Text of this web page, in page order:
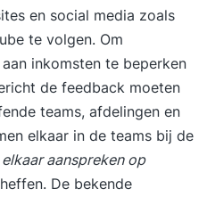
en social media zoals
te volgen. Om
inkomsten te beperken
de feedback moeten
teams, afdelingen en
elkaar in de teams bij de
elkaar aanspreken op
De bekende